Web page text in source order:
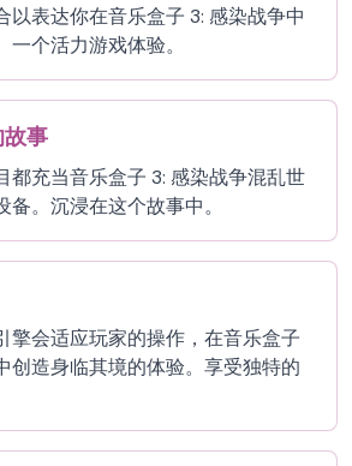
以表达你在音乐盒子 3: 感染战争中
一个活力游戏体验。
事
都充当音乐盒子 3: 感染战争混乱世
备。沉浸在这个故事中。
擎会适应玩家的操作，在音乐盒子
创造身临其境的体验。享受独特的